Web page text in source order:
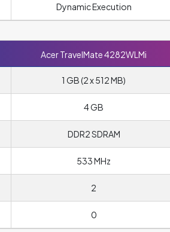
Dynamic Execution
Acer TravelMate 4282WLMi
1 GB (2 x 512 MB)
4 GB
DDR2 SDRAM
533 MHz
2
0